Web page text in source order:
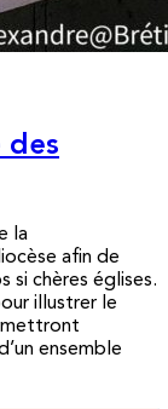
des
la
afin de
si chères églises.
illustrer le
ensemble